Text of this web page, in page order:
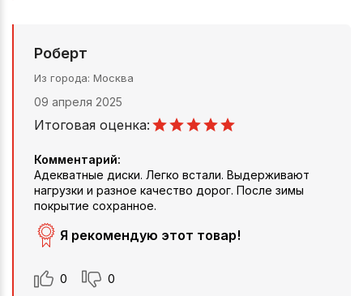
Роберт
Из города Москва
09 апреля 2025
Итоговая оценка:
Комментарий:
Адекватные диски. Легко встали. Выдерживают
нагрузки и разное качество дорог. После зимы
покрытие сохранное.
Я рекомендую этот товар!
0 0